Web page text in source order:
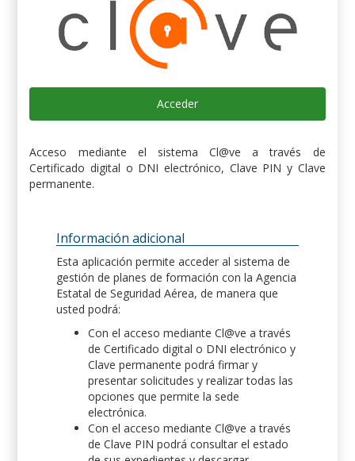
Acceder
Acceso mediante el sistema Cl@ve a través de
Certificado digital o DNI electrónico, Clave PIN y Clave
permanente.
Información adicional
Esta aplicación permite acceder al sistema de
gestión de planes de formación con la Agencia
Estatal de Seguridad Aérea, de manera que
usted podrá:
Con el acceso mediante Cl@ve a través
de Certificado digital o DNI electrónico y
Clave permanente podrá firmar y
presentar solicitudes y realizar todas las
opciones que permite la sede
electrónica.
Con el acceso mediante Cl@ve a través
de Clave PIN podrá consultar el estado